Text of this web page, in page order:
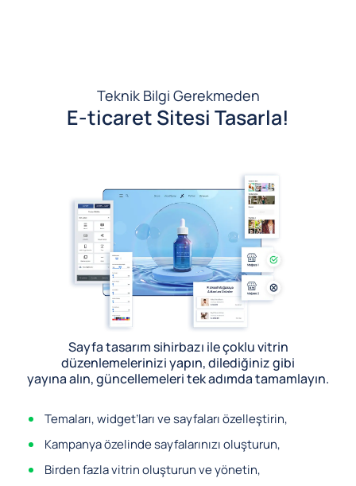
Teknik Bilgi Gerekmeden
E-ticaret Sitesi Tasarla!
Sayfa tasarım sihirbazı ile çoklu vitrin
düzenlemelerinizi yapın, dilediğiniz gibi
yayına alın, güncellemeleri tek adımda tamamlayın.
Temaları, widget’ları ve sayfaları özelleştirin,
Kampanya özelinde sayfalarınızı oluşturun,
Birden fazla vitrin oluşturun ve yönetin,